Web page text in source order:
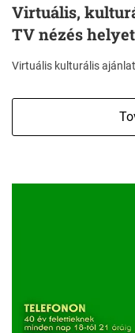
Virtuális,
TV nézés
Virtuális kulturális